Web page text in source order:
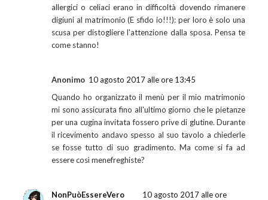
allergici o celiaci erano in difficoltà dovendo rimanere
digiuni al matrimonio (E sfido io!!!): per loro è solo una
scusa per distogliere l'attenzione dalla sposa. Pensa te
come stanno!
Anonimo 10 agosto 2017 alle ore 13:45
Quando ho organizzato il menù per il mio matrimonio
mi sono assicurata fino all'ultimo giorno che le pietanze
per una cugina invitata fossero prive di glutine. Durante
il ricevimento andavo spesso al suo tavolo a chiederle
se fosse tutto di suo gradimento. Ma come si fa ad
essere così menefreghiste?
NonPuòEssereVero
10 agosto 2017 alle ore